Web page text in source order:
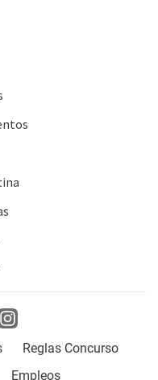
Reglas Concurso
Empleos